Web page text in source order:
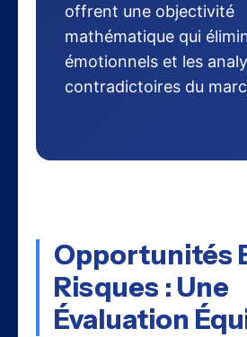
offrent une objectivité
mathématique qui
émotionnels et les
contradictoires du
Opportunités
Risques : Une
Évaluation